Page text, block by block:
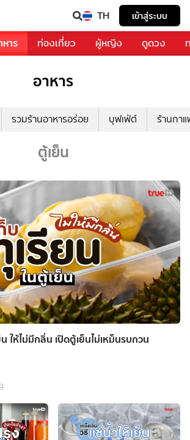
TH เข้าสู่ระบบ
หาร ท่องเที่ยว ผู้หญิง ดูดวง
อาหาร
รวมร้านอาหารอร่อย บุฟเฟ่ต์ ร้านกา
ตู้เย็น
ให้ไม่มีกลิ่น เปิดตู้เย็นไม่เหม็นรบกวน